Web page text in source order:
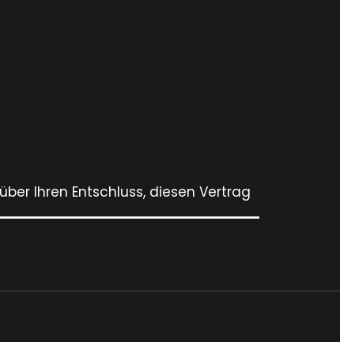
Ihren Entschluss, diesen Vertrag